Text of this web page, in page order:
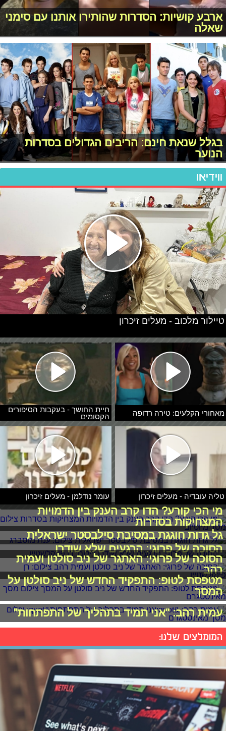
ארבע קושיות: הסדרות שהותירו אותנו עם סימני
שאלה
בגלל שנאת חינם: הריבים הגדולים בסדרות
הנוער
ווידיאו
מאחורי הקלעים: טירה רדופה
חיית החושך - בעקבות הסיפורים
הקסומים
טליה עובדיה - מעלים זיכרון עומר נודלמן - מעלים זיכרון
טיילור מלכוב - מעלים זיכרון
מי הכי קורע? הדו קרב הענק בין הדמויות
המצחיקות בסדרות
גל גדות חוגגת במסיבת סילבסטר ישראלית
הסוכה של פרוגי: הרגעים שלא שודרו
הסוכה של פרוגי: האתגר של ניב סולטן ועמית
רהב
מטפסת לטופ: התפקיד החדש של ניב סולטן על
המסך
עמית רהב: "אני תמיד בתהליך של התפתחות"
המומלצים שלנו: